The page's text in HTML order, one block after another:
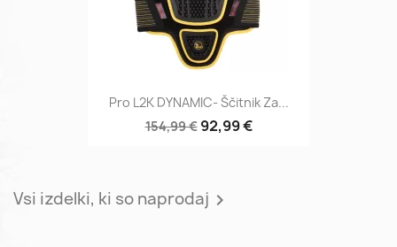
Pro L2K DYNAMIC- Ščitnik Za...
154,99 € 92,99 €
Vsi izdelki, ki so naprodaj 